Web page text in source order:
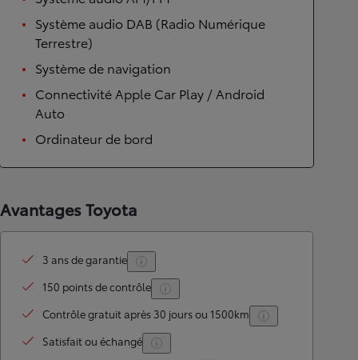
Système audio DAB (Radio Numérique
Terrestre)
Système de navigation
Connectivité Apple Car Play / Android
Auto
Ordinateur de bord
Avantages Toyota
3 ans de garantie
150 points de contrôle
Contrôle gratuit après 30 jours ou 1500km
Satisfait ou échangé